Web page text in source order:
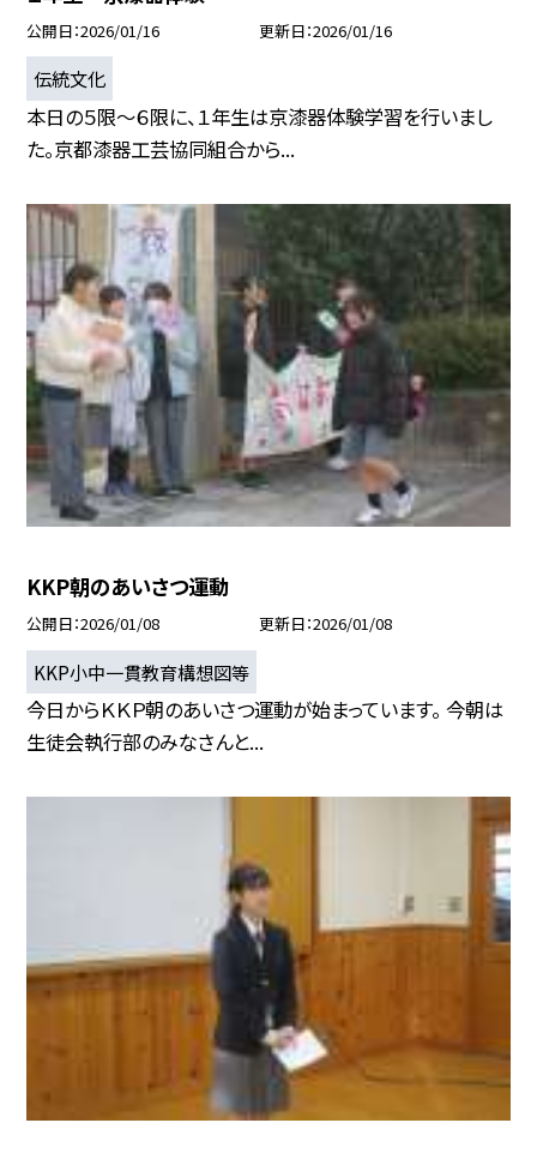
公開日 2026/01/16 更新日 2026/01/16
伝統文化
本日の５限～６限に、１年生は京漆器体験学習を行いまし
た。京都漆器工芸協同組合から...
KKP朝のあいさつ運動
公開日 2026/01/08 更新日 2026/01/08
KKP小中一貫教育構想図等
今日からＫＫＰ朝のあいさつ運動が始まっています。 今朝は
生徒会執行部のみなさんと...